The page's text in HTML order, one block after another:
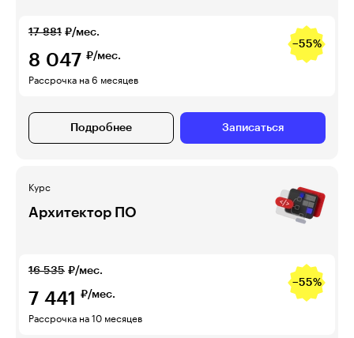
17 881 ₽/мес.
−55%
8 047 ₽/мес.
Рассрочка на 6 месяцев
Подробнее Записаться
Курс
Архитектор ПО
16 535 ₽/мес.
−55%
7 441 ₽/мес.
Рассрочка на 10 месяцев